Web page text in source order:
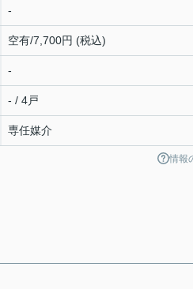
-
空有/7,700円 (税込)
-
- / 4戸
専任媒介
情報